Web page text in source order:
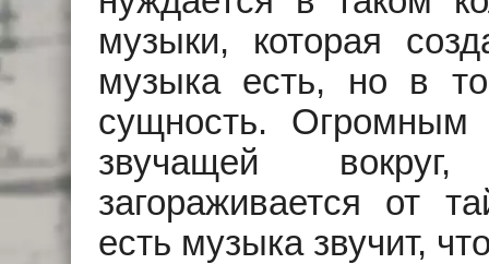
музыки, которая
музыка есть, но в
сущность. Огромным
звучащей
загораживается от
есть музыка звучит,